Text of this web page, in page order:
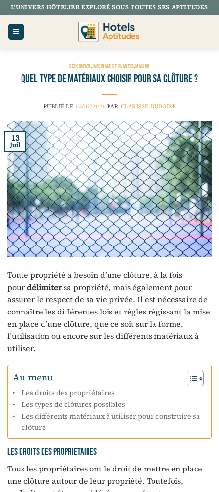
Passer
au
contenu
L’UNIVERS HÔTELIER EXPLORÉ SOUS TOUTES SES APTITUDES
DÉCORATION,JARDINAGE ET PLANTES,MAISON
Quel type de matériaux choisir pour sa clôture ?
PUBLIÉ LE 13/07/2021 PAR CLARISSE DUBOISE
13
Juil
Toute propriété a besoin d’une clôture, à la fois
pourdélimitersa propriété, mais également pour
assurer le respect de sa vie privée. Il est nécessaire de
connaître les différentes lois et règles régissant la mise
en place d’une clôture, que ce soit sur la forme,
l’utilisation ou encore sur les différents matériaux à
utiliser.
Au menu
Les droits des propriétaires
Les types de clôtures possibles
Les différents matériaux à utiliser pour construire sa
clôture
Les droits des propriétaires
Tous les propriétaires ont le droit de mettre en place
une clôture autour de leur propriété. Toutefois,